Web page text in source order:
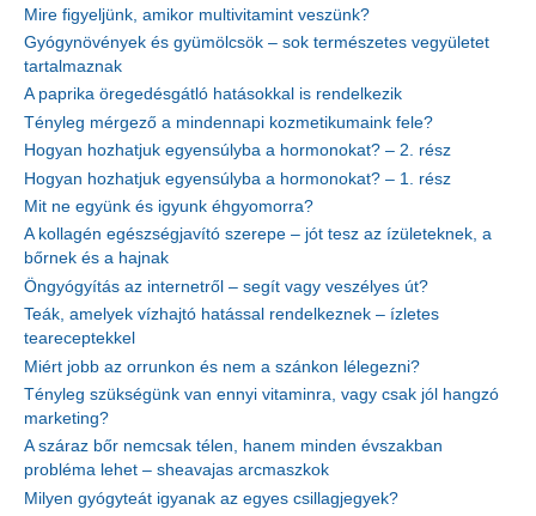
Mire figyeljünk, amikor multivitamint veszünk?
Gyógynövények és gyümölcsök – sok természetes vegyületet
tartalmaznak
A paprika öregedésgátló hatásokkal is rendelkezik
Tényleg mérgező a mindennapi kozmetikumaink fele?
Hogyan hozhatjuk egyensúlyba a hormonokat? – 2. rész
Hogyan hozhatjuk egyensúlyba a hormonokat? – 1. rész
Mit ne együnk és igyunk éhgyomorra?
A kollagén egészségjavító szerepe – jót tesz az ízületeknek, a
bőrnek és a hajnak
Öngyógyítás az internetről – segít vagy veszélyes út?
Teák, amelyek vízhajtó hatással rendelkeznek – ízletes
teareceptekkel
Miért jobb az orrunkon és nem a szánkon lélegezni?
Tényleg szükségünk van ennyi vitaminra, vagy csak jól hangzó
marketing?
A száraz bőr nemcsak télen, hanem minden évszakban
probléma lehet – sheavajas arcmaszkok
Milyen gyógyteát igyanak az egyes csillagjegyek?